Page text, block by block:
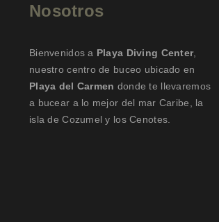
Nosotros
Bienvenidos a Playa Diving Center,
nuestro centro de buceo ubicado en
Playa del Carmen donde te llevaremos
a bucear a lo mejor del mar Caribe, la
isla de Cozumel y los Cenotes.